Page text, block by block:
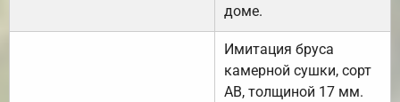
доме.
Имитация бруса
камерной сушки, сорт
АВ, толщиной 17 мм.